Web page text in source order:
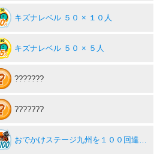
キズナレベル ５０ × １０人
キズナレベル ５０ × ５人
???????
???????
おでかけステージ九州を１００回達成度１００％